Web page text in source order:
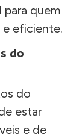
quem
e eficiente.
do
do
estar
e de